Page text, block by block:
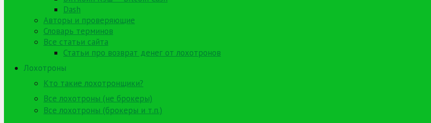
Dash
Авторы и проверяющие
Словарь терминов
Все статьи сайта
Статьи про возврат денег от лохотронов
Лохотроны
Кто такие лохотронщики?
Все лохотроны (не брокеры)
Все лохотроны (брокеры и т.п.)